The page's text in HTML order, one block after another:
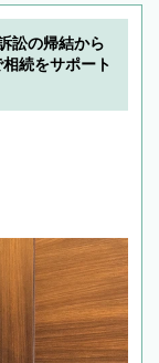
訟の帰結から
続をサポート